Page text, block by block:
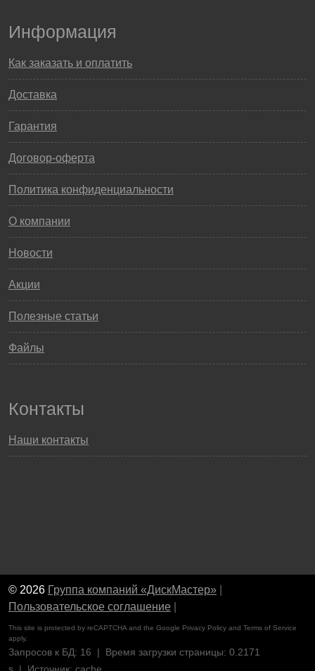
Информация
Как заказать и оплатить
Доставка
Гарантия
Договор-оферта
Политика конфиденциальности
О компании
Новости
Акции
Полезные статьи
Файлы
Контакты
Наши контакты
© 2026 Группа компаний «ДискМастер»
Пользовательское соглашение
This site is protected by reCAPTCHA and the Google Privacy Policy and Terms of Service
apply.
Запросов к БД: 16 | Время загрузки страницы: 0.2171